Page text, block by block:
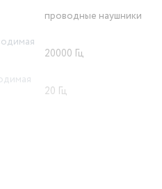
проводные наушники
20000 Гц
20 Гц